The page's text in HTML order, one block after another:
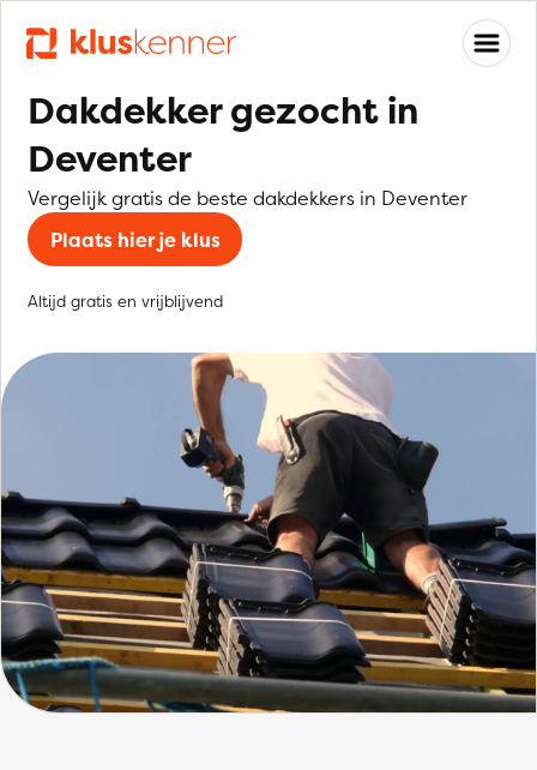
Dakdekker gezocht in
Deventer
Vergelijk gratis de beste dakdekkers in Deventer
Plaats hier je klus
Altijd gratis en vrijblijvend